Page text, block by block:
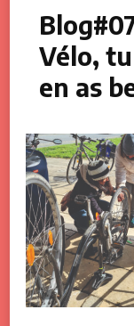
Vélo,
en as